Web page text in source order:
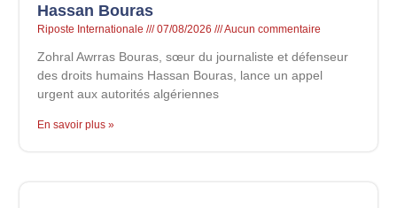
Hassan Bouras
Riposte Internationale 07/08/2026 Aucun commentaire
Zohral Awrras Bouras, sœur du journaliste et défenseur
des droits humains Hassan Bouras, lance un appel
urgent aux autorités algériennes
En savoir plus »